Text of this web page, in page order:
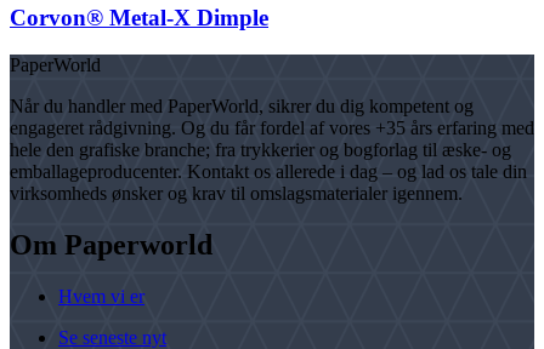
Corvon® Metal-X Dimple
PaperWorld
Når du handler med PaperWorld, sikrer du dig kompetent og
engageret rådgivning. Og du får fordel af vores +35 års erfaring med
hele den grafiske branche; fra trykkerier og bogforlag til æske- og
emballageproducenter. Kontakt os allerede i dag – og lad os tale din
virksomheds ønsker og krav til omslagsmaterialer igennem.
Om Paperworld
Hvem vi er
Se seneste nyt